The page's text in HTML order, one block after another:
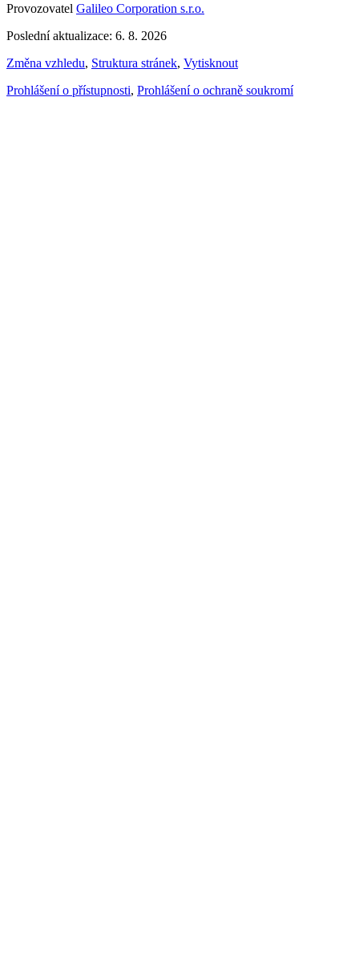
Provozovatel Galileo Corporation s.r.o.
Poslední aktualizace: 6. 8. 2026
Změna vzhledu, Struktura stránek, Vytisknout
Prohlášení o přístupnosti, Prohlášení o ochraně soukromí